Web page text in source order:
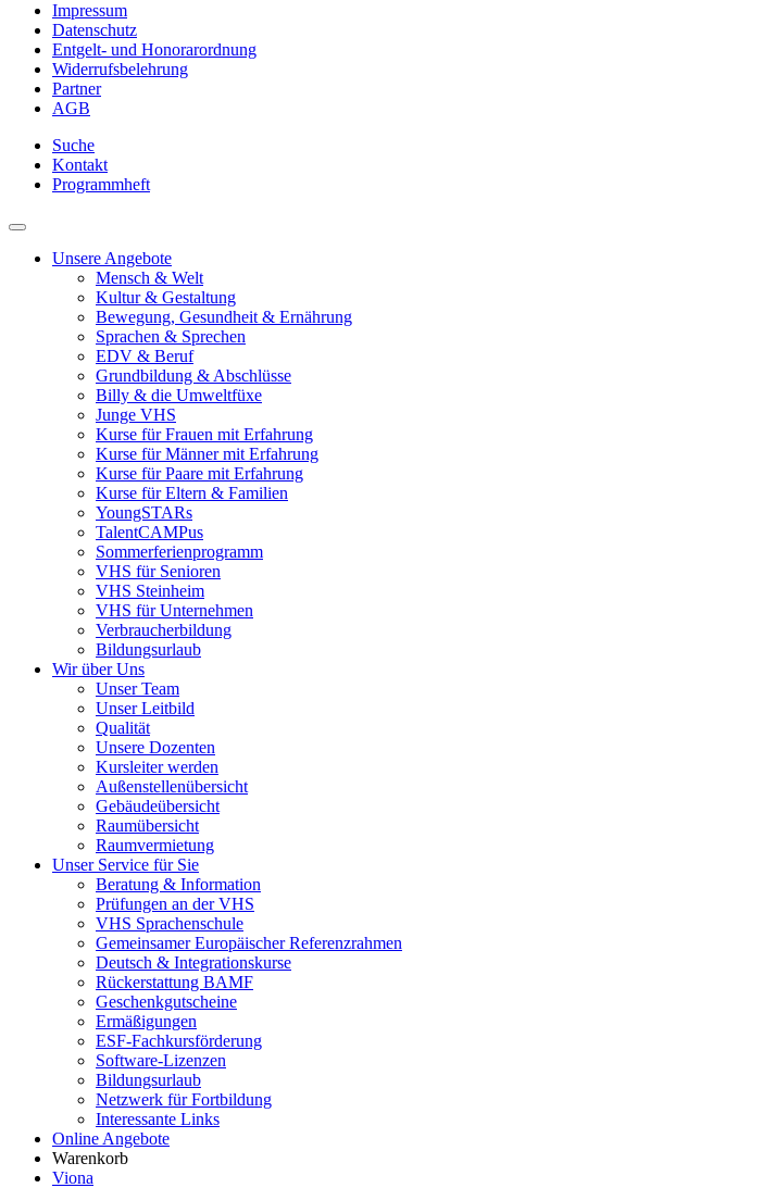
Impressum
Datenschutz
Entgelt- und Honorarordnung
Widerrufsbelehrung
Partner
AGB
Suche
Kontakt
Programmheft
Unsere Angebote
Mensch & Welt
Kultur & Gestaltung
Bewegung, Gesundheit & Ernährung
Sprachen & Sprechen
EDV & Beruf
Grundbildung & Abschlüsse
Billy & die Umweltfüxe
Junge VHS
Kurse für Frauen mit Erfahrung
Kurse für Männer mit Erfahrung
Kurse für Paare mit Erfahrung
Kurse für Eltern & Familien
YoungSTARs
TalentCAMPus
Sommerferienprogramm
VHS für Senioren
VHS Steinheim
VHS für Unternehmen
Verbraucherbildung
Bildungsurlaub
Wir über Uns
Unser Team
Unser Leitbild
Qualität
Unsere Dozenten
Kursleiter werden
Außenstellenübersicht
Gebäudeübersicht
Raumübersicht
Raumvermietung
Unser Service für Sie
Beratung & Information
Prüfungen an der VHS
VHS Sprachenschule
Gemeinsamer Europäischer Referenzrahmen
Deutsch & Integrationskurse
Rückerstattung BAMF
Geschenkgutscheine
Ermäßigungen
ESF-Fachkursförderung
Software-Lizenzen
Bildungsurlaub
Netzwerk für Fortbildung
Interessante Links
Online Angebote
Warenkorb
Viona